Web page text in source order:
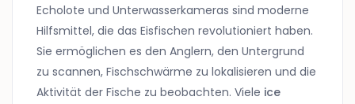
Echolote und Unterwasserkameras sind moderne
Hilfsmittel, die das Eisfischen revolutioniert haben.
Sie ermöglichen es den Anglern, den Untergrund
zu scannen, Fischschwärme zu lokalisieren und die
Aktivität der Fische zu beobachten. Viele ice